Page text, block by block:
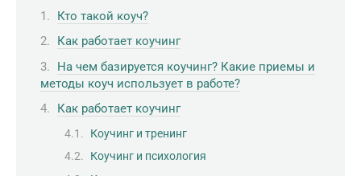
Кто такой коуч?
Как работает коучинг
На чем базируется коучинг? Какие приемы и
методы коуч использует в работе?
Как работает коучинг
Коучинг и тренинг
Коучинг и психология